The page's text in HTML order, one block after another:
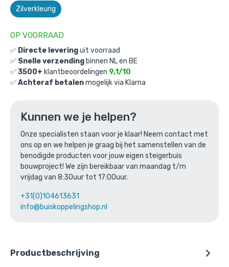
Zilverkleurig
OP VOORRAAD
✅ Directe leveringuit voorraad
✅ Snelle verzending binnen NL en BE
✅3500+ klantbeoordelingen 9,1/10
✅Achteraf betalenmogelijk via Klarna
Kunnen we je helpen?
Onze specialisten staan voor je klaar! Neem contact met
ons op en we helpen je graag bij het samenstellen van de
benodigde producten voor jouw eigen steigerbuis
bouwproject! We zijn bereikbaar van maandag t/m
vrijdag van 8:30uur tot 17:00uur.
+31(0)104613631
info@buiskoppelingshop.nl
Productbeschrijving
Gekozen aantal: x1
Productnummer: KLB-32-B1
€0,00 incl. BTW/ stuk
Ga naar winkelmandje
of verder winkelen